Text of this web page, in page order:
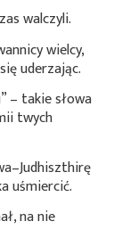
walczyli.
wielcy,
uderzając.
– takie słowa
twych
uśmiercić.
na nie